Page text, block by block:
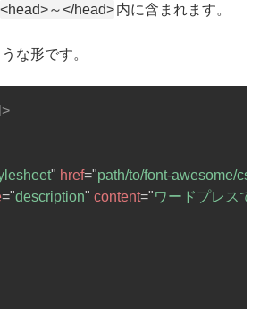
<head>～</head>内に含まれます。
な形です。
" href="path/to/font-awesome/
="description" content="ワードプレスで